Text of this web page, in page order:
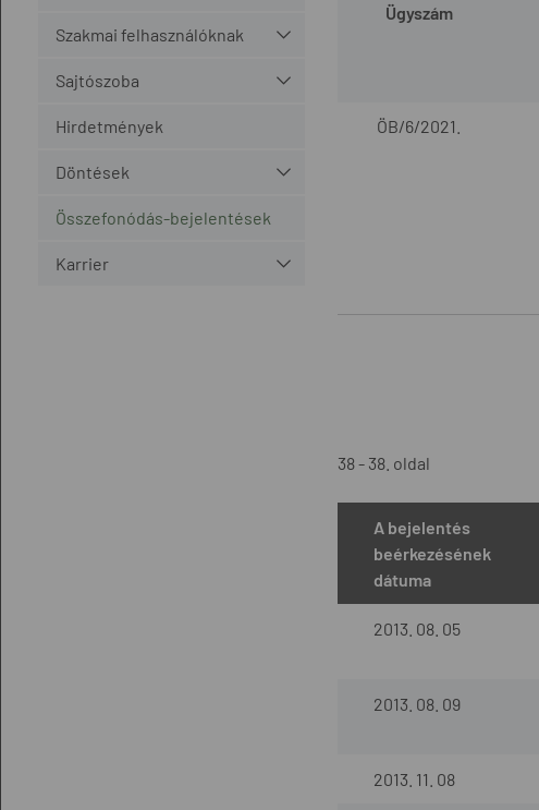
Szakmai felhasználóknak
Sajtószoba
Hirdetmények
Döntések
Összefonódás-bejelentések
Karrier
Ügyszám
ÖB/6/2021.
38 - 38. oldal
A bejelentés
beérkezésének
dátuma
2013. 08. 05
2013. 08. 09
2013. 11. 08